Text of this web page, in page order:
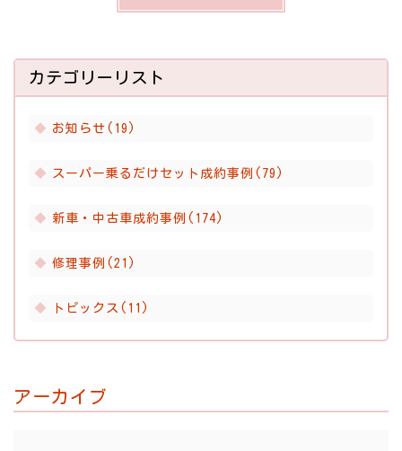
カテゴリーリスト
お知らせ(19)
スーパー乗るだけセット成約事例(79)
新車・中古車成約事例(174)
修理事例(21)
トピックス(11)
アーカイブ